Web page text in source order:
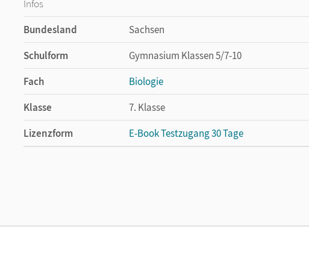
Infos
Bundesland
Sachsen
Schulform
Gymnasium Klassen 5/7-10
Fach
Biologie
Klasse
7. Klasse
Lizenzform
E-Book Testzugang 30 Tage